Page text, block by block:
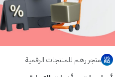
متجر رهـم للمنتجات الرقمية